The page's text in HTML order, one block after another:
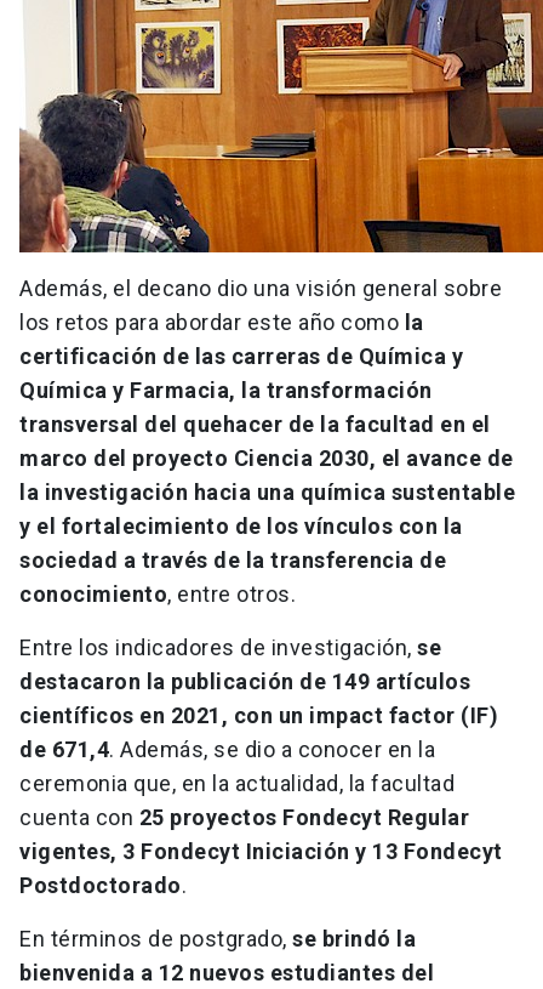
Además, el decano dio una visión general sobre
los retos para abordar este año como la
certificación de las carreras de Química y
Química y Farmacia, la transformación
transversal del quehacer de la facultad en el
marco del proyecto Ciencia 2030, el avance de
la investigación hacia una química sustentable
y el fortalecimiento de los vínculos con la
sociedad a través de la transferencia de
conocimiento, entre otros.
Entre los indicadores de investigación, se
destacaron la publicación de 149 artículos
científicos en 2021, con un impact factor (IF)
de 671,4. Además, se dio a conocer en la
ceremonia que, en la actualidad, la facultad
cuenta con 25 proyectos Fondecyt Regular
vigentes, 3 Fondecyt Iniciación y 13 Fondecyt
Postdoctorado.
En términos de postgrado, se brindó la
bienvenida a 12 nuevos estudiantes del